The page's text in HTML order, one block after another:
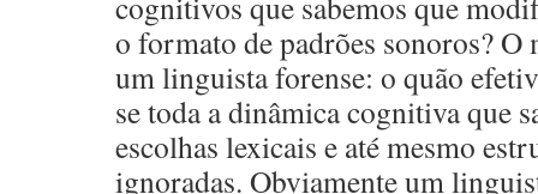
o formato de padrões sonoros? O
um linguista forense: o quão
se toda a dinâmica cognitiva que
escolhas lexicais e até mesmo
ignoradas. Obviamente um